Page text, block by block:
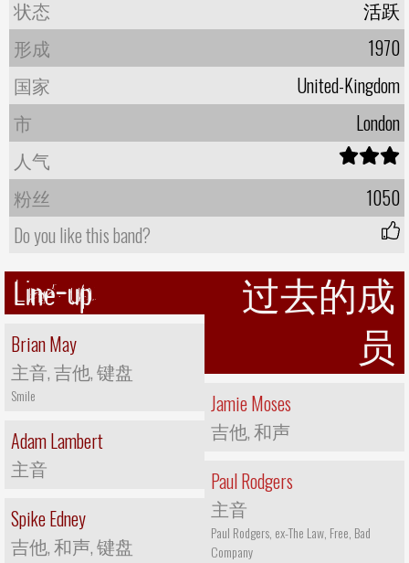
状态
活跃
形成
1970
国家
United-Kingdom
市
London
人气
粉丝
1050
Do you like this band?
Line-up
Brian May
主音, 吉他, 键盘
Smile
Adam Lambert
主音
Spike Edney
吉他, 和声, 键盘
过去的成
员
Jamie Moses
吉他, 和声
Paul Rodgers
主音
Paul Rodgers, ex-The Law, Free, Bad
Company